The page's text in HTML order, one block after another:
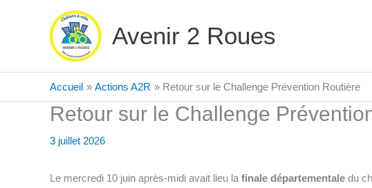
Avenir 2 Roues
Accueil Actions A2R Retour sur le Challenge Prévention Routière
Retour sur le Challenge
3 juillet 2026
Le mercredi 10 juin après-midi avait lieu la finale départementale du